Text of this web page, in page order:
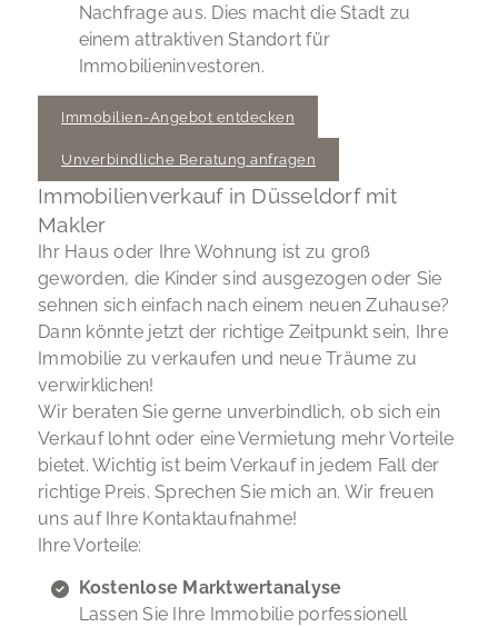
Nachfrage aus. Dies macht die Stadt zu
einem attraktiven Standort für
Immobilieninvestoren.
Immobilien-Angebot entdecken
Unverbindliche Beratung anfragen
Immobilienverkauf in Düsseldorf mit
Makler
Ihr Haus oder Ihre Wohnung ist zu groß
geworden, die Kinder sind ausgezogen oder Sie
sehnen sich einfach nach einem neuen Zuhause?
Dann könnte jetzt der richtige Zeitpunkt sein, Ihre
Immobilie zu verkaufen und neue Träume zu
verwirklichen!
Wir beraten Sie gerne unverbindlich, ob sich ein
Verkauf lohnt oder eine Vermietung mehr Vorteile
bietet. Wichtig ist beim Verkauf in jedem Fall der
richtige Preis. Sprechen Sie mich an. Wir freuen
uns auf Ihre Kontaktaufnahme!
Ihre Vorteile:
Kostenlose Marktwertanalyse
Lassen Sie Ihre Immobilie porfessionell